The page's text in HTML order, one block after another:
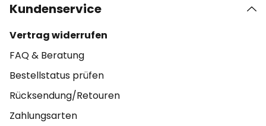
Kundenservice
Vertrag widerrufen
FAQ & Beratung
Bestellstatus prüfen
Rücksendung/Retouren
Zahlungsarten